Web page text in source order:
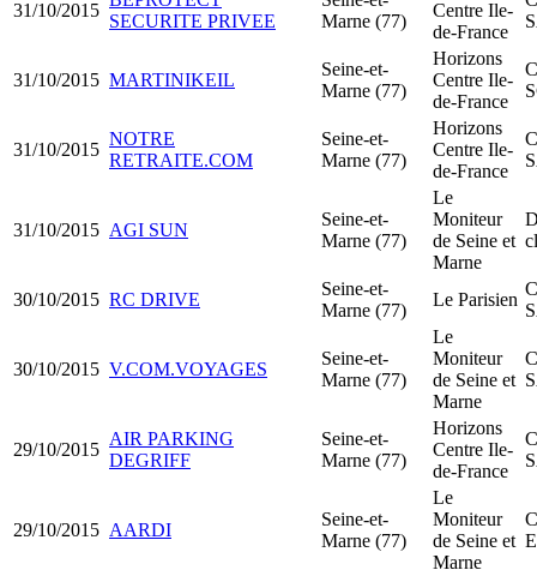
31/10/2015
SECURITE PRIVEE
Marne (77)
Centre Ile-
de-France
31/10/2015 MARTINIKEIL
Seine-et-
Marne (77)
Horizons
Centre Ile-
de-France
31/10/2015
NOTRE
RETRAITE.COM
Seine-et-
Marne (77)
Horizons
Centre Ile-
de-France
31/10/2015 AGI SUN
Seine-et-
Marne (77)
Le
Moniteur
de Seine et
Marne
30/10/2015 RC DRIVE
Seine-et-
Marne (77)
Le Parisien
30/10/2015 V.COM.VOYAGES
Seine-et-
Marne (77)
Le
Moniteur
de Seine et
Marne
29/10/2015
AIR PARKING
DEGRIFF
Seine-et-
Marne (77)
Horizons
Centre Ile-
de-France
29/10/2015 AARDI
Seine-et-
Marne (77)
Le
Moniteur
de Seine et
Marne